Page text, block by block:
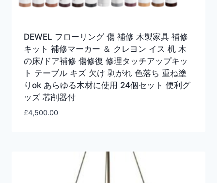
DEWEL フローリング 傷 補修 木製家具 補修
キット 補修マーカー ＆ クレヨン イス 机 木
の床/ドア補修 傷修復 修理タッチアップキッ
ト テーブル キズ 欠け 剥がれ 色落ち 重ね塗
りok あらゆる木材に使用 24個セット 便利グ
ッズ 芯削器付
£4,500.00